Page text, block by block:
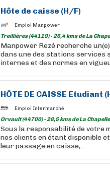
Hôte de caisse (H/F)
Emploi Manpower
Treillières (44119) - 26,4 kms de La
Manpower Rezé recherche
dans une des stations services
internes et des normes en
HÔTE DE CAISSE
Emploi Intermarché
Orvault (44700) - 28,5 kms de La
Sous la responsabilité de votre
nos clients en étant disponible
leur passage en caisse,...